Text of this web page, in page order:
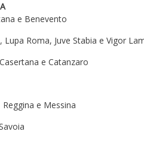
e Benevento
Lupa Roma, Juve Stabia e Vigor
e Catanzaro
e Messina